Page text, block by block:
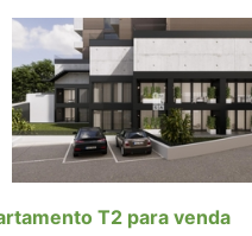
T2 para venda